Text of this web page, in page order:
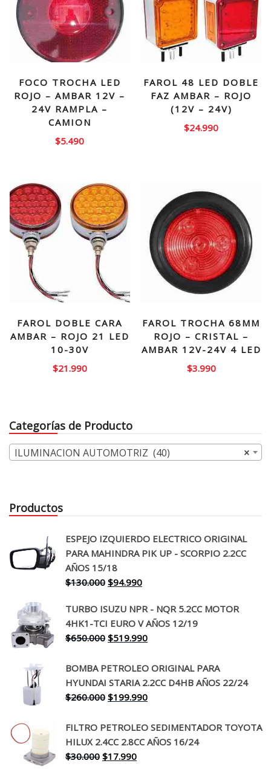
FOCO TROCHA LED
ROJO – AMBAR 12V –
24V RAMPLA –
CAMION
$5.490
FAROL 48 LED DOBLE
FAZ AMBAR – ROJO
(12V – 24V)
$24.990
FAROL DOBLE CARA
AMBAR – ROJO 21 LED
10-30V
$21.990
FAROL TROCHA 68MM
ROJO – CRISTAL –
AMBAR 12V-24V 4 LED
$3.990
Categorías de Producto
×
ILUMINACION AUTOMOTRIZ (40)
Productos
ESPEJO IZQUIERDO ELECTRICO ORIGINAL
PARA MAHINDRA PIK UP - SCORPIO 2.2CC
AÑOS 15/18
$130.000 El
original
era:
$130.000.
$94.990El
actual
es:
$94.990.
TURBO ISUZU NPR - NQR 5.2CC MOTOR
4HK1-TCI EURO V AÑOS 12/19
$650.000 El
original
era:
$650.000.
$519.990El
actual
es:
$519.990.
BOMBA PETROLEO ORIGINAL PARA
HYUNDAI STARIA 2.2CC D4HB AÑOS 22/24
$260.000 El
original
era:
$260.000.
$199.990El
actual
es:
FILTRO PETROLEO SEDIMENTADOR TOYOTA
HILUX 2.4CC 2.8CC AÑOS 16/24
$30.000 El
$17.990El